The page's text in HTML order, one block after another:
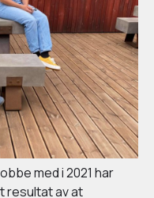
med i 2021 har
resultat av at